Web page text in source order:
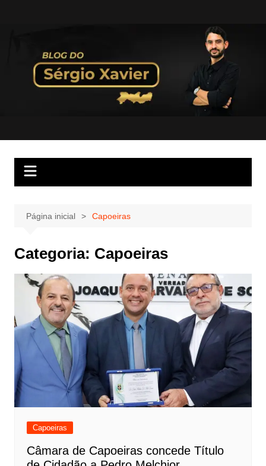
Página inicial Capoeiras
Categoria: Capoeiras
Capoeiras
Câmara de Capoeiras concede Título